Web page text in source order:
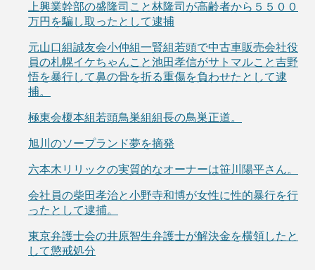
上興業幹部の盛隆司こと林隆司が高齢者から５５００
万円を騙し取ったとして逮捕
元山口組誠友会小仲組一賢組若頭で中古車販売会社役
員の札幌イケちゃんこと池田孝信がサトマルこと吉野
悟を暴行して鼻の骨を折る重傷を負わせたとして逮
捕。
極東会榎本組若頭鳥巣組組長の鳥巣正道。
旭川のソープランド夢を摘発
六本木リリックの実質的なオーナーは笹川陽平さん。
会社員の柴田孝治と小野寺和博が女性に性的暴行を行
ったとして逮捕。
東京弁護士会の井原智生弁護士が解決金を横領したと
して懲戒処分